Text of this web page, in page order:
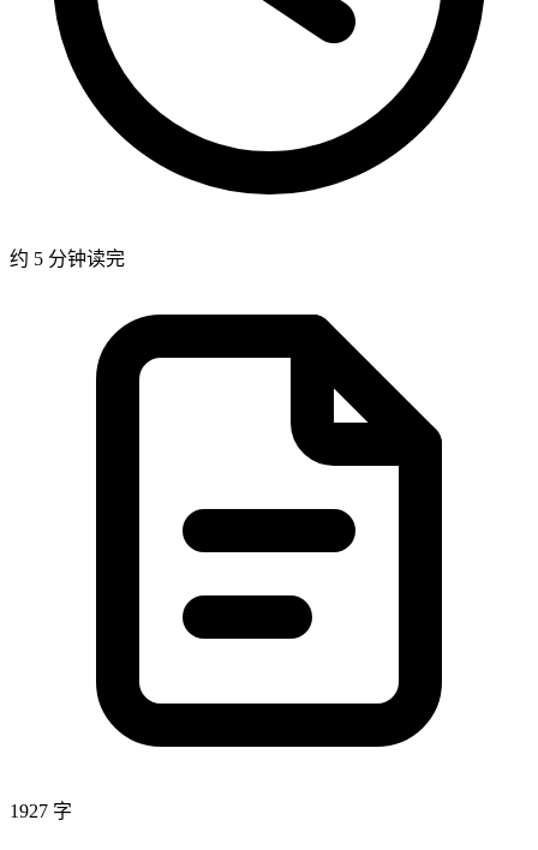
约 5 分钟读完
1927 字